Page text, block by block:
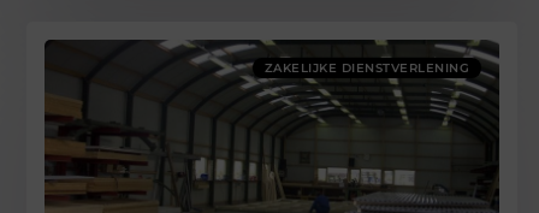
ZAKELIJKE DIENSTVERLENING